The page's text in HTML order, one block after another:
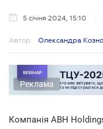
5 січня 2024, 15:10
Автор: Олександра
Реклама
Компанія ABH